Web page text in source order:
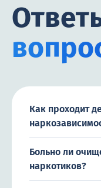
Как проходит
Больно ли
наркотиков?